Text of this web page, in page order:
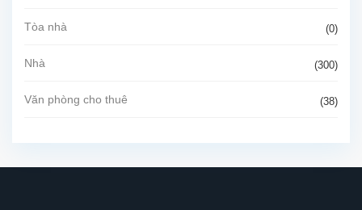
Tòa nhà (0)
Nhà (300)
Văn phòng cho thuê (38)